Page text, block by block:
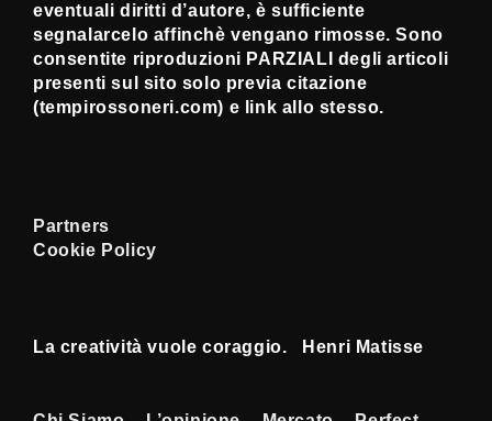
eventuali diritti d’autore, è sufficiente
segnalarcelo affinchè vengano rimosse. Sono
consentite riproduzioni PARZIALI degli articoli
presenti sul sito solo previa citazione
(tempirossoneri.com) e link allo stesso.
Partners
Cookie Policy
La creatività vuole coraggio. Henri Matisse